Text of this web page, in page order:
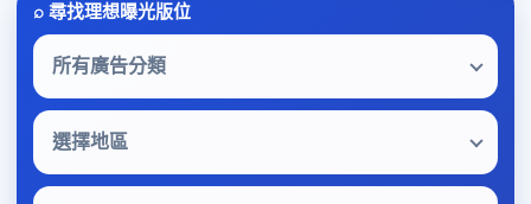
所有廣告分類
選擇地區